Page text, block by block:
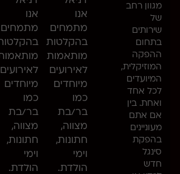
מגוון רחב
של
שירותים
בתחום
ההפקה
המוזיקלית,
המיועדים
לכל אחד
ואחת. בין
אם אתם
מעוניינים
בהפקת
סינגל
חדש
אנו
מתמחים
בהקלטות
מותאמות
לאירועים
מיוחדים
כמו
בר/בת
מצווה,
חתונות,
וימי
הולדת.
אנו
מתמחים
בהקלטות
מותאמות
לאירועים
מיוחדים
כמו
בר/בת
מצווה,
חתונות,
וימי
הולדת.